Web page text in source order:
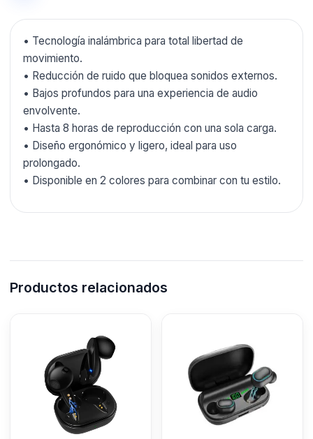
• Tecnología inalámbrica para total libertad de
movimiento.
• Reducción de ruido que bloquea sonidos externos.
• Bajos profundos para una experiencia de audio
envolvente.
• Hasta 8 horas de reproducción con una sola carga.
• Diseño ergonómico y ligero, ideal para uso
prolongado.
• Disponible en 2 colores para combinar con tu estilo.
Productos relacionados